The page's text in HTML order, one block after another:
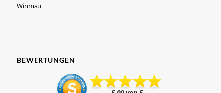
Winmau
BEWERTUNGEN